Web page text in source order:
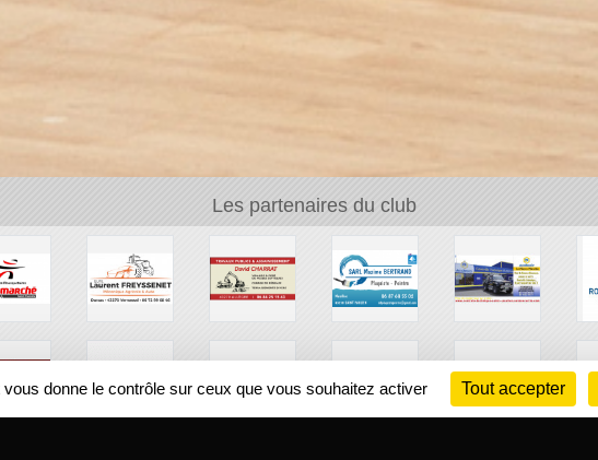
Les partenaires du club
donne le contrôle sur ceux que vous souhaitez activer Tout accepter